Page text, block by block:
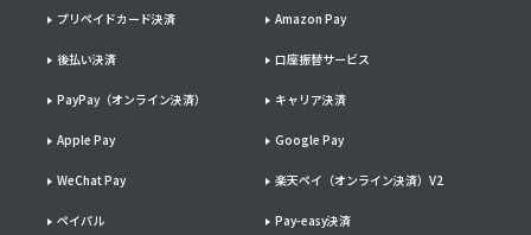
後払い決済
ペイパル
プリペイドカード決済 Amazon Pay
Apple Pay
口座振替サービス
PayPay（オンライン決済） キャリア決済
WeChat Pay 楽天ペイ（オンライン決済）V2
Google Pay
Pay-easy決済